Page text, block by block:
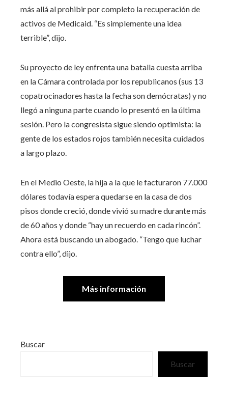
más allá al prohibir por completo la recuperación de
activos de Medicaid. “Es simplemente una idea
terrible”, dijo.
Su proyecto de ley enfrenta una batalla cuesta arriba
en la Cámara controlada por los republicanos (sus 13
copatrocinadores hasta la fecha son demócratas) y no
llegó a ninguna parte cuando lo presentó en la última
sesión. Pero la congresista sigue siendo optimista: la
gente de los estados rojos también necesita cuidados
a largo plazo.
En el Medio Oeste, la hija a la que le facturaron 77.000
dólares todavía espera quedarse en la casa de dos
pisos donde creció, donde vivió su madre durante más
de 60 años y donde “hay un recuerdo en cada rincón”.
Ahora está buscando un abogado. “Tengo que luchar
contra ello”, dijo.
Más información
Buscar
Buscar